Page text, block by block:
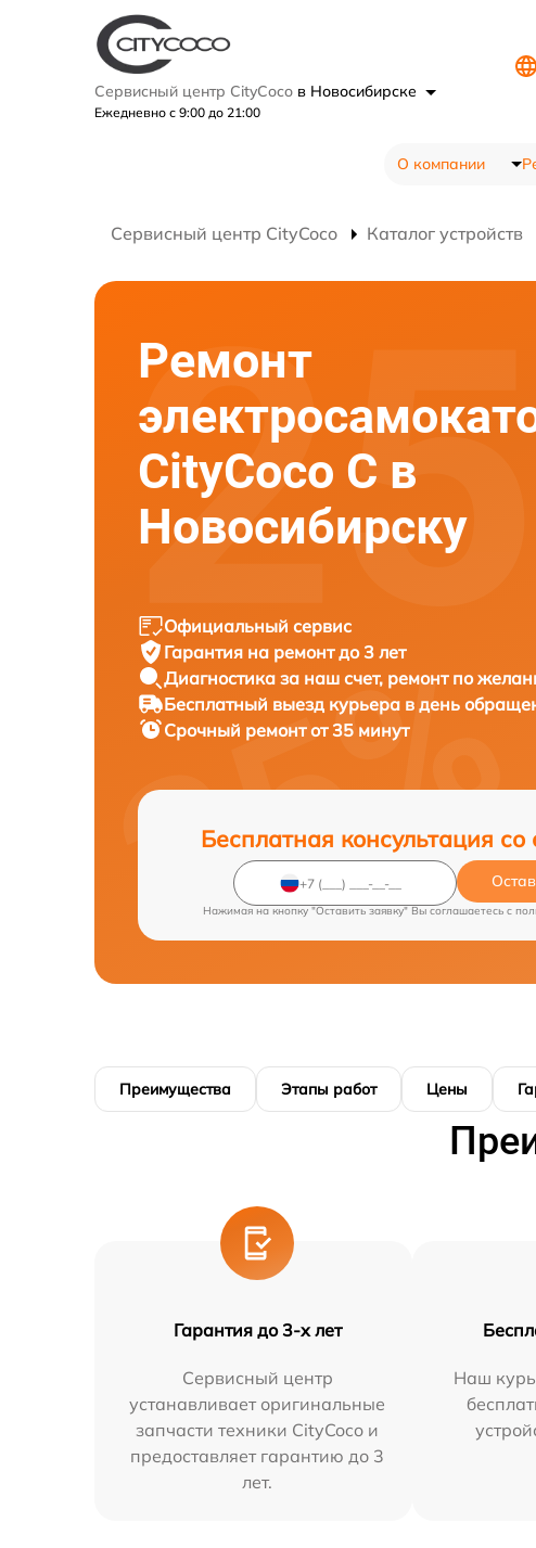
Сервисный центр CityCoco в Новосибирске
Ежедневно с 9:00 до 21:00
О компании
Сервисный центр CityCoco Каталог устройств
Ремонт
CityCoco C в
Новосибирску
Официальный сервис
Гарантия на ремонт до 3 лет
Диагностика за наш счет, ремонт по
Бесплатный выезд курьера в день
Срочный ремонт от 35 минут
Бесплатная консультация
Нажимая на кнопку "Оставить заявку" Вы соглашаетесь c
Преимущества Этапы работ Цены
Гарантия до 3-х лет
Сервисный центр
устанавливает оригинальные
запчасти техники CityCoco и
предоставляет гарантию до 3
лет.
Наш